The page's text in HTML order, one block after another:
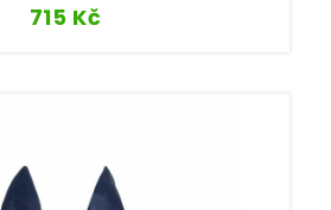
715 Kč